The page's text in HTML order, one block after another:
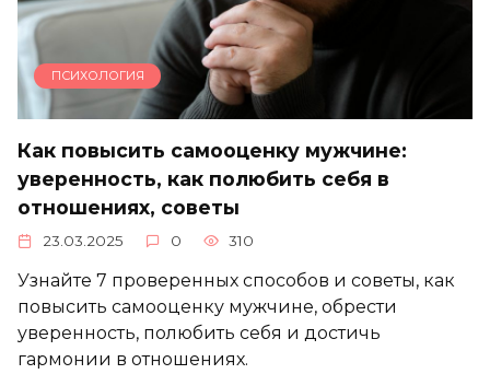
ПСИХОЛОГИЯ
Как повысить самооценку мужчине:
уверенность, как полюбить себя в
отношениях, советы
23.03.2025 0 310
Узнайте 7 проверенных способов и советы, как
повысить самооценку мужчине, обрести
уверенность, полюбить себя и достичь
гармонии в отношениях.